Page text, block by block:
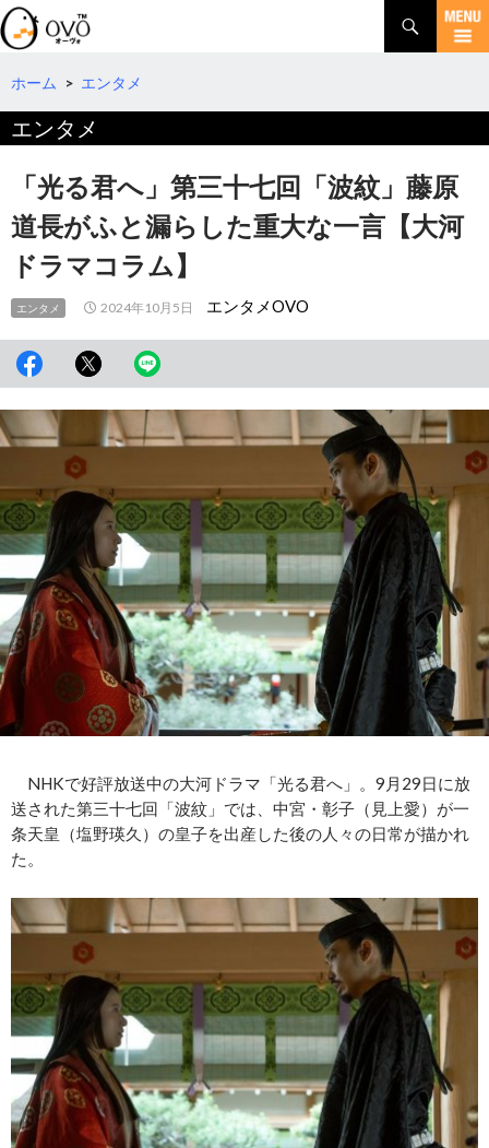
検
索
コ
テ
へ
ホーム > エンタメ
エンタメ
「光る君へ」第三十七回「波紋」藤原
道長がふと漏らした重大な一言【大河
ドラマコラム】
エンタメ 2024年10月5日 エンタメOVO
NHKで好評放送中の大河ドラマ「光る君へ」。9月29日に放
送された第三十七回「波紋」では、中宮・彰子（見上愛）が一
条天皇（塩野瑛久）の皇子を出産した後の人々の日常が描かれ
た。